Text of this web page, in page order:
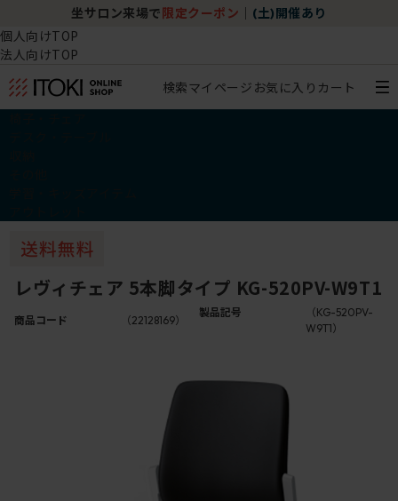
坐サロン来場で 限定クーポン (土)開催あり
個人向けTOP
法人向けTOP
検索マイページ お気に入り カート
レヴィチェア 5本脚タイプ KG-520PV-W9T1
商品コード （22128169）
製品記号
（KG-520PV-
W9T1）